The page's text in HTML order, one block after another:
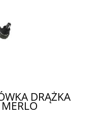
DRĄŻKA